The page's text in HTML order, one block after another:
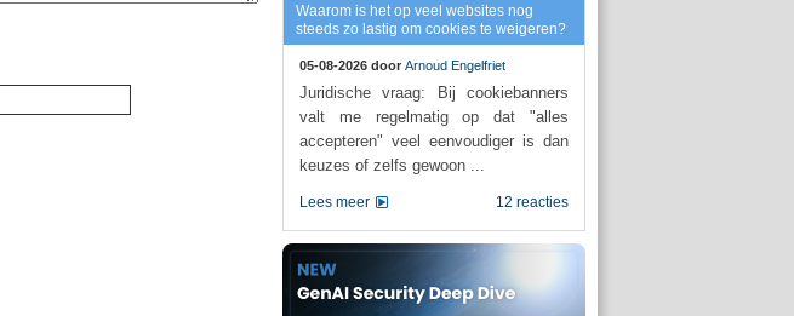
Waarom is het op veel websites nog
steeds zo lastig om cookies te weigeren?
05-08-2026 door Arnoud Engelfriet
Juridische vraag: Bij cookiebanners
valt me regelmatig op dat "alles
accepteren" veel eenvoudiger is dan
keuzes of zelfs gewoon ...
12 reacties
Lees meer